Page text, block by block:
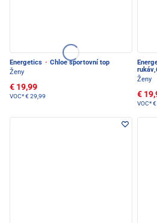
Energetics · Chloe sportovní top
Ženy
€ 19,99
VOC*€ 29,99
Ženy
€
VOC*€